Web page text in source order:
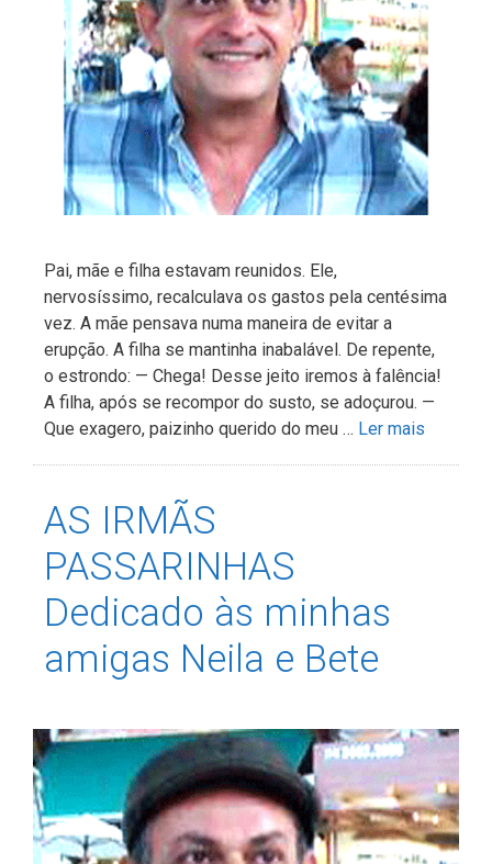
Pai, mãe e filha estavam reunidos. Ele,
nervosíssimo, recalculava os gastos pela centésima
vez. A mãe pensava numa maneira de evitar a
erupção. A filha se mantinha inabalável. De repente,
o estrondo: — Chega! Desse jeito iremos à falência!
A filha, após se recompor do susto, se adoçurou. —
Que exagero, paizinho querido do meu … Ler mais
AS IRMÃS
PASSARINHAS
Dedicado às minhas
amigas Neila e Bete